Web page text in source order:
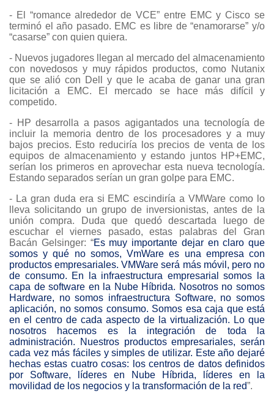
- El “romance alrededor de VCE” entre EMC y Cisco se
terminó el año pasado. EMC es libre de “enamorarse” y/o
“casarse” con quien quiera.
- Nuevos jugadores llegan al mercado del almacenamiento
con novedosos y muy rápidos productos, como Nutanix
que se alió con Dell y que le acaba de ganar una gran
licitación a EMC. El mercado se hace más difícil y
competido.
- HP desarrolla a pasos agigantados una tecnología de
incluir la memoria dentro de los procesadores y a muy
bajos precios. Esto reduciría los precios de venta de los
equipos de almacenamiento y estando juntos HP+EMC,
serían los primeros en aprovechar esta nueva tecnología.
Estando separados serían un gran golpe para EMC.
- La gran duda era si EMC escindiría a VMWare como lo
lleva solicitando un grupo de inversionistas, antes de la
unión compra. Duda que quedó descartada luego de
escuchar el viernes pasado, estas palabras del Gran
Bacán Gelsinger: “Es muy importante dejar en claro que
somos y qué no somos, VmWare es una empresa con
productos empresariales. VMWare será más móvil, pero no
de consumo. En la infraestructura empresarial somos la
capa de software en la Nube Híbrida. Nosotros no somos
Hardware, no somos infraestructura Software, no somos
aplicación, no somos consumo. Somos esa caja que está
en el centro de cada aspecto de la virtualización. Lo que
nosotros hacemos es la integración de toda la
administración. Nuestros productos empresariales, serán
cada vez más fáciles y simples de utilizar. Este año dejaré
hechas estas cuatro cosas: los centros de datos definidos
por Software, líderes en Nube Híbrida, líderes en la
movilidad de los negocios y la transformación de la red”.